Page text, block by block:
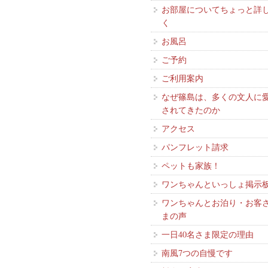
お部屋についてちょっと詳
く
お風呂
ご予約
ご利用案内
なぜ篠島は、多くの文人に
されてきたのか
アクセス
パンフレット請求
ペットも家族！
ワンちゃんといっしょ掲示
ワンちゃんとお泊り・お客さ
まの声
一日40名さま限定の理由
南風7つの自慢です